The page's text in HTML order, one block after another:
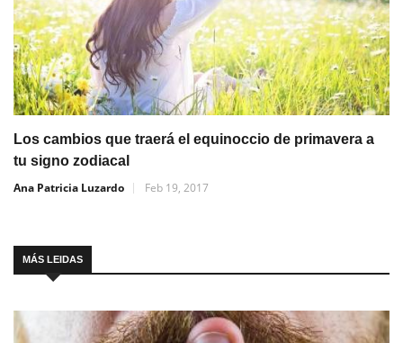
Los cambios que traerá el equinoccio de primavera a
tu signo zodiacal
Ana Patricia Luzardo
Feb 19, 2017
MÁS LEIDAS